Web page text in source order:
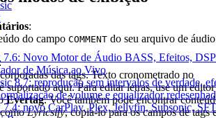
7.6: Novo Motor de Áudio BASS, Efeitos,
de Música ao Vivo
8.7: reprodução sem intervalos de verdade,
de volume e equalizador
7.4: novo CarPlay, Plex, Jellyfin, Subsonic,
:
do campo COMMENT do seu arquivo de
das tags. Texto cronometrado no
suportado aqui. Para editar letras, use um editor
Evertag. Você também pode encontrar
Lyricsify, copiá-lo para os campos de tags